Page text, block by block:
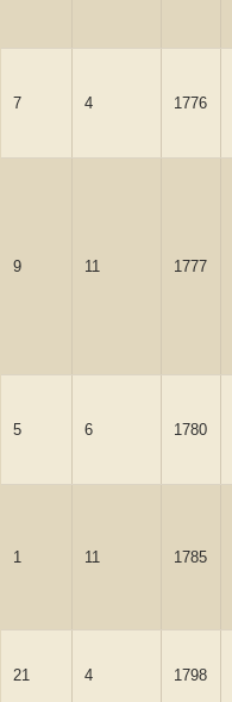
7 4 1776
9 11 1777
5 6 1780
1 11 1785
21 4 1798